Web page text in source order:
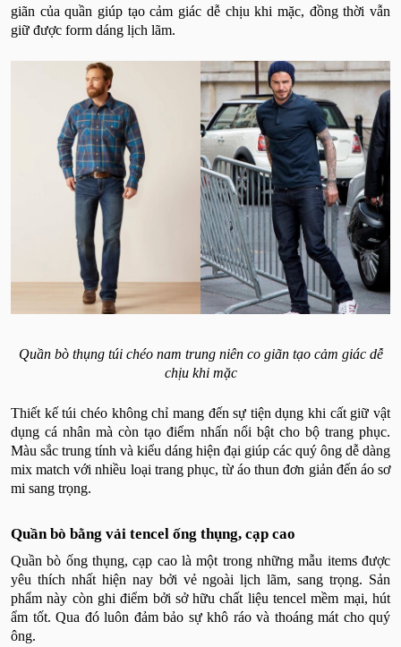
giãn của quần giúp tạo cảm giác dễ chịu khi mặc, đồng thời vẫn
giữ được form dáng lịch lãm.
Quần bò thụng túi chéo nam trung niên co giãn tạo cảm giác dễ
chịu khi mặc
Thiết kế túi chéo không chỉ mang đến sự tiện dụng khi cất giữ vật
dụng cá nhân mà còn tạo điểm nhấn nổi bật cho bộ trang phục.
Màu sắc trung tính và kiểu dáng hiện đại giúp các quý ông dễ dàng
mix match với nhiều loại trang phục, từ áo thun đơn giản đến áo sơ
mi sang trọng.
Quần bò bằng vải tencel ống thụng, cạp cao
Quần bò ống thụng, cạp cao là một trong những mẫu items được
yêu thích nhất hiện nay bởi vẻ ngoài lịch lãm, sang trọng. Sản
phẩm này còn ghi điểm bởi sở hữu chất liệu tencel mềm mại, hút
ẩm tốt. Qua đó luôn đảm bảo sự khô ráo và thoáng mát cho quý
ông.